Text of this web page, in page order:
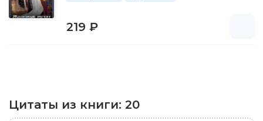
219 ₽
Цитаты из книги: 20